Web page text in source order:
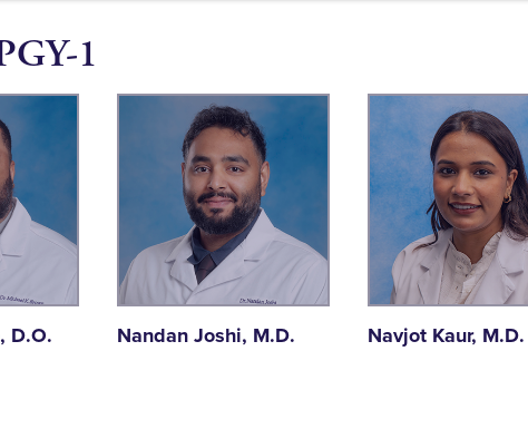
1
D.O. Nandan Joshi, M.D. Navjot Kaur, M.D.